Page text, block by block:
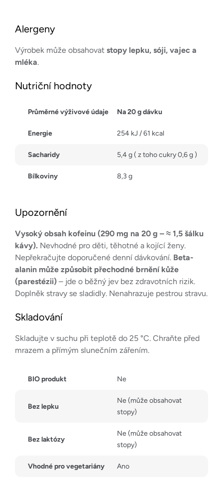
Alergeny
Výrobek může obsahovat stopy lepku, sóji, vajec a
mléka.
Nutriční hodnoty
Průměrné výživové údaje Na 20 g dávku
Energie 254 kJ / 61 kcal
Sacharidy 5,4 g ( z toho cukry 0,6 g )
Bílkoviny 8,3 g
Upozornění
Vysoký obsah kofeinu (290 mg na 20 g – ≈ 1,5 šálku
kávy). Nevhodné pro děti, těhotné a kojící ženy.
Nepřekračujte doporučené denní dávkování. Beta-
alanin může způsobit přechodné brnění kůže
(parestézii) – jde o běžný jev bez zdravotních rizik.
Doplněk stravy se sladidly. Nenahrazuje pestrou stravu.
Skladování
Skladujte v suchu při teplotě do 25 °C. Chraňte před
mrazem a přímým slunečním zářením.
BIO produkt Ne
Bez lepku
Ne (může obsahovat
stopy)
Bez laktózy
Ne (může obsahovat
stopy)
Vhodné pro vegetariány Ano